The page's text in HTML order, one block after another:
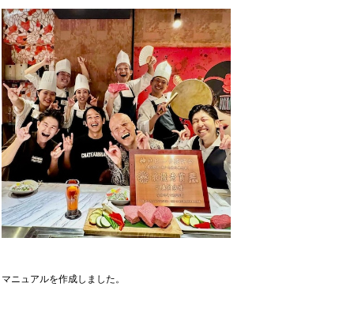
マニュアルを作成しました。